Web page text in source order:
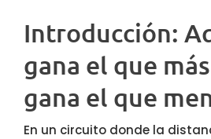
Introducción:
gana el que
gana el que
En un circuito donde la